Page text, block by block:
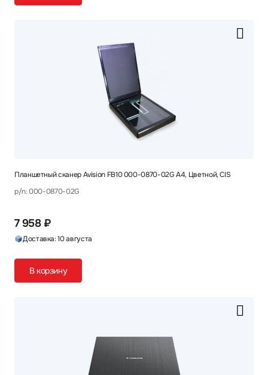
Планшетный сканер Avision FB10 000-0870-02G A4, Цветной, CIS
p/n: 000-0870-02G
7 958 ₽
Доставка: 10 августа
В корзину